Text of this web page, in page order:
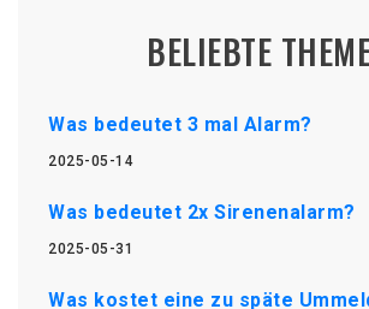
BELIEBTE
Was bedeutet 3 mal Alarm?
2025-05-14
Was bedeutet 2x Sirenenalarm?
2025-05-31
Was kostet eine zu späte